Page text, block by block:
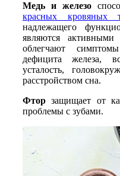
Медь и железо
красных кровяных
надлежащего
являются активными
облегчают
дефицита железа,
усталость,
расстройством сна.
Фтор защищает от
проблемы с зубами.